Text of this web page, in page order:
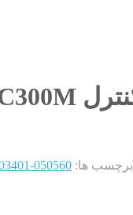
برچسب ها: 050560-403401